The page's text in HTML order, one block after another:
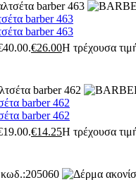
barber 463
barber 463
€26.00Η τρέχουσα
barber 462
barber 462
€14.25Η τρέχουσα